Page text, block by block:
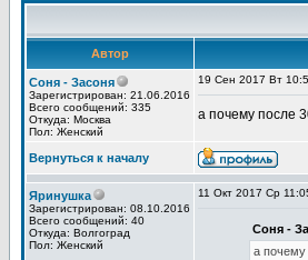
Автор
Соня - Засоня
Зарегистрирован: 21.06.2016
Всего сообщений: 335
Откуда: Москва
Пол: Женский
19 Сен 2017 Вт
а почему после
Вернуться к началу
Яринушка
Зарегистрирован: 08.10.2016
Всего сообщений: 40
Откуда: Волгоград
Пол: Женский
11 Окт 2017 Ср
Соня -
а почему